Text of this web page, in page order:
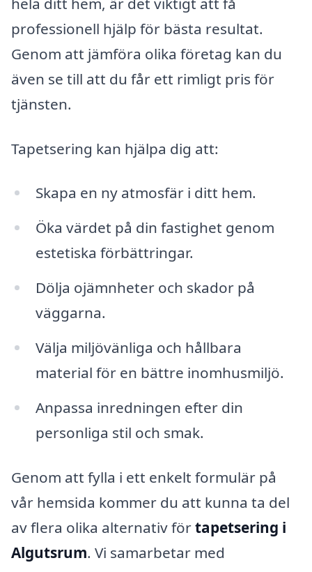
professionell hjälp för bästa resultat.
Genom att jämföra olika företag kan du
även se till att du får ett rimligt pris för
tjänsten.
Tapetsering kan hjälpa dig att:
Skapa en ny atmosfär i ditt hem.
Öka värdet på din fastighet genom
estetiska förbättringar.
Dölja ojämnheter och skador på
väggarna.
Välja miljövänliga och hållbara
material för en bättre inomhusmiljö.
Anpassa inredningen efter din
personliga stil och smak.
Genom att fylla i ett enkelt formulär på
vår hemsida kommer du att kunna ta del
av flera olika alternativ förtapetsering i
Algutsrum. Vi samarbetar med